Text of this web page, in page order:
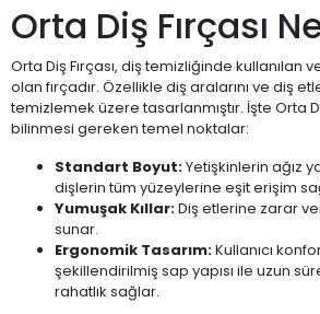
Orta Diş Fırçası
Orta Diş Fırçası, diş temizliğinde kullanılan
olan fırçadır. Özellikle diş aralarını ve diş
temizlemek üzere tasarlanmıştır. İşte Orta
bilinmesi gereken temel noktalar:
Standart Boyut:Yetişkinlerin ağız
dişlerin tüm yüzeylerine eşit erişim
Yumuşak Kıllar:Diş etlerine zarar
sunar.
Ergonomik Tasarım:Kullanıcı
şekillendirilmiş sap yapısı ile uzun
rahatlık sağlar.